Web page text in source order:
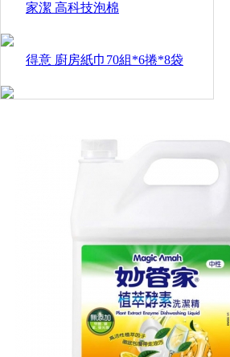
家潔 高科技泡棉
得意 廚房紙巾70組*6捲*8袋